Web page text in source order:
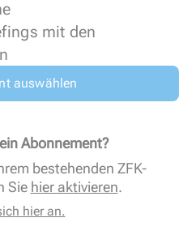
mit den
auswählen
Abonnement?
bestehenden ZFK-
Sie hier aktivieren.
hier an.